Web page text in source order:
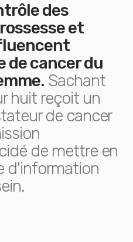
des
et
de cancer du
Sachant
huit reçoit un
de cancer
de mettre en
d'information